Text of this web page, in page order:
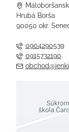
Hrubá Borša
90050 okr.
0904290539
0915732190
Externý